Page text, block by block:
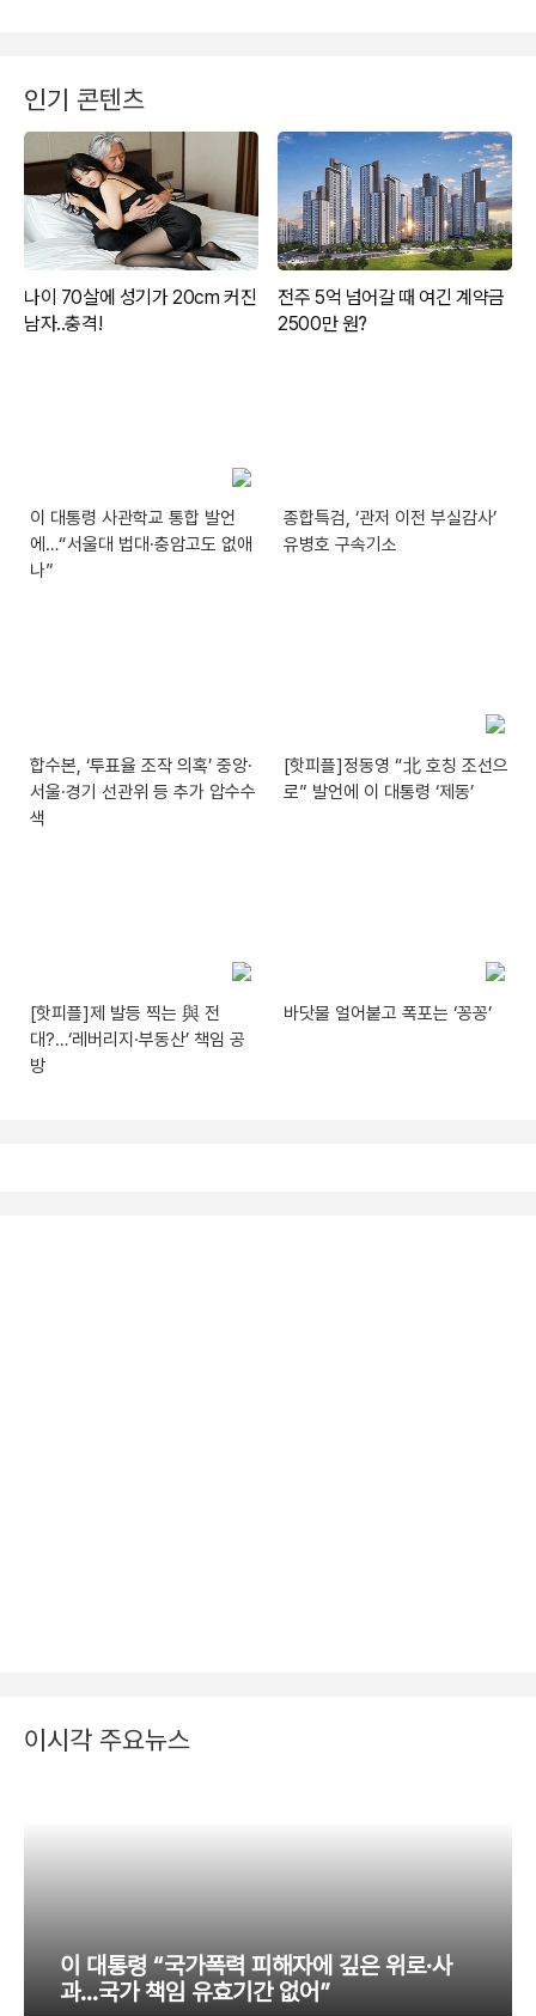
인기 콘텐츠
이 대통령 사관학교 통합 발언
에…“서울대 법대·충암고도 없애
나”
종합특검, ‘관저 이전 부실감사’
유병호 구속기소
합수본, ‘투표율 조작 의혹’ 중앙·
서울·경기 선관위 등 추가 압수수
색
[핫피플]정동영 “北 호칭 조선으
로” 발언에 이 대통령 ‘제동’
[핫피플]제 발등 찍는 與 전
대?…‘레버리지·부동산’ 책임 공
방
바닷물 얼어붙고 폭포는 ‘꽁꽁’
이시각 주요뉴스
이 대통령 “국가폭력 피해자에 깊은 위로·사
과…국가 책임 유효기간 없어”